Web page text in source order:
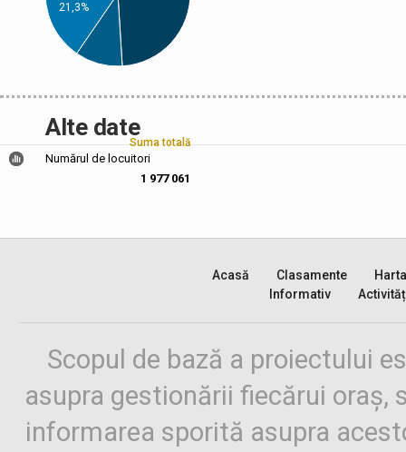
21,3%
Alte date
Suma totală
Numărul de locuitori
1 977 061
Acasă Clasamente
Harta
Informativ
Scopul de bază a proiectului
asupra gestionării fiecărui oraș,
informarea sporită asupra